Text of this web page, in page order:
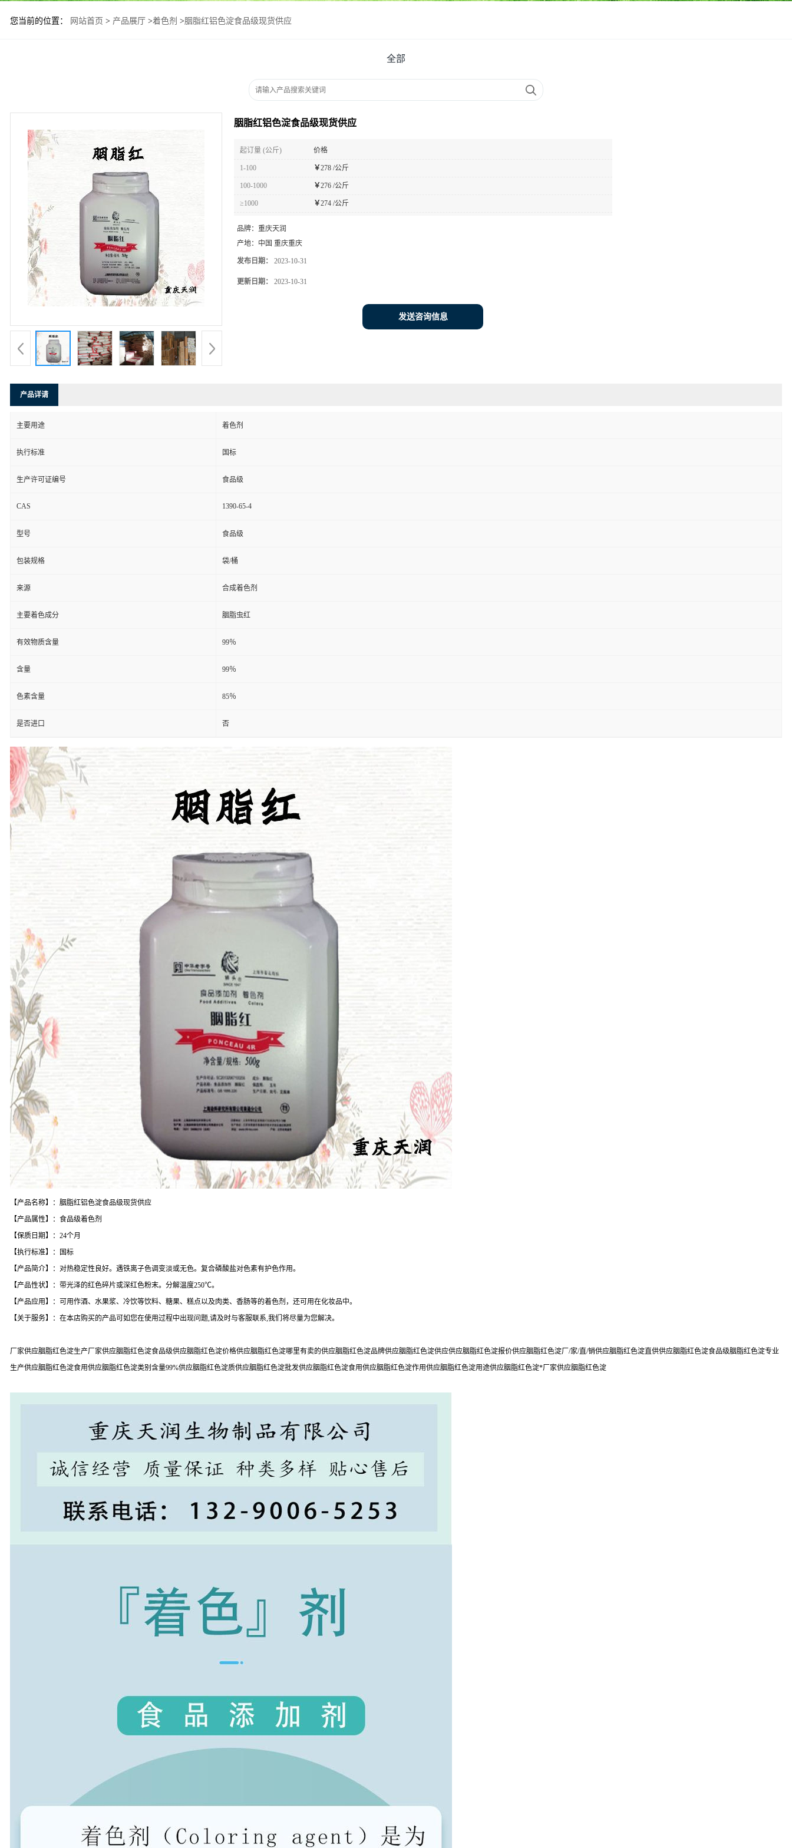
您当前的位置： 网站首页 > 产品展厅 >着色剂 >胭脂红铝色淀食品级现货供应
全部
胭脂红铝色淀食品级现货供应
起订量 (公斤) 价格
1-100 ￥278 /公斤
100-1000 ￥276 /公斤
≥1000 ￥274 /公斤
品牌： 重庆天润
产地： 中国 重庆重庆
发布日期： 2023-10-31
更新日期： 2023-10-31
发送咨询信息
产品详请
主要用途 着色剂
执行标准 国标
生产许可证编号 食品级
CAS 1390-65-4
型号 食品级
包装规格 袋/桶
来源 合成着色剂
主要着色成分 胭脂虫红
有效物质含量 99％
含量 99％
色素含量 85％
是否进口 否
【产品名称】：胭脂红铝色淀食品级现货供应
【产品属性】：食品级着色剂
【保质日期】：24个月
【执行标准】：国标
【产品简介】：对热稳定性良好。遇铁离子色调变淡或无色。复合磷酸盐对色素有护色作用。
【产品性状】：带光泽的红色碎片或深红色粉末。分解温度250℃。
【产品应用】：可用作酒、水果浆、冷饮等饮料、糖果、糕点以及肉类、香肠等的着色剂，还可用在化妆品中。
【关于服务】：在本店购买的产品可如您在使用过程中出现问题,请及时与客服联系,我们将尽量为您解决。
厂家供应胭脂红色淀生产厂家供应胭脂红色淀食品级供应胭脂红色淀价格供应胭脂红色淀哪里有卖的供应胭脂红色淀品牌供应胭脂红色淀供应供应胭脂红色淀报价供应胭脂红色淀厂/家/直/销供应胭脂红色淀直供供应胭脂红色淀食品级胭脂红色淀专业
生产供应胭脂红色淀食用供应胭脂红色淀类别含量99%供应胭脂红色淀质供应胭脂红色淀批发供应胭脂红色淀食用供应胭脂红色淀作用供应胭脂红色淀用途供应胭脂红色淀*厂家供应胭脂红色淀